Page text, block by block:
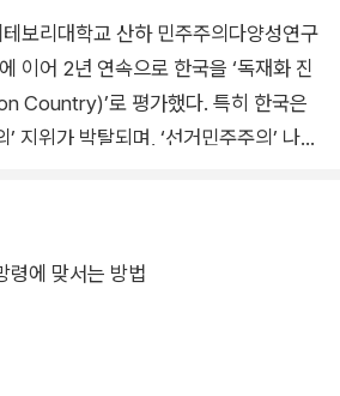
보리대학교 산하 민주주의다양성연구
어 2년 연속으로 한국을 ‘독재화 진
Country)’로 평가했다. 특히 한국은
지위가 박탈되며, ‘선거민주주의’ 나라
정부에 대한 사법·입법적 통제”가 보
쇄적 독재체제를 유지하는 국가는 12
자유민주주의 모델이 승리하며 새로운
했다. 하지만 현재 우리나라뿐만 아니
령에 맞서는 방법